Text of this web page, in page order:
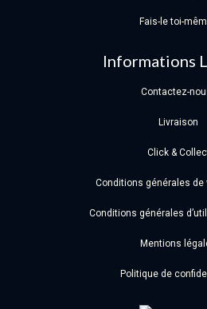
Fais-le toi-
Informations
Contactez-
Livraison
Click &
Conditions générales de
Conditions générales
Mentions
Politique de